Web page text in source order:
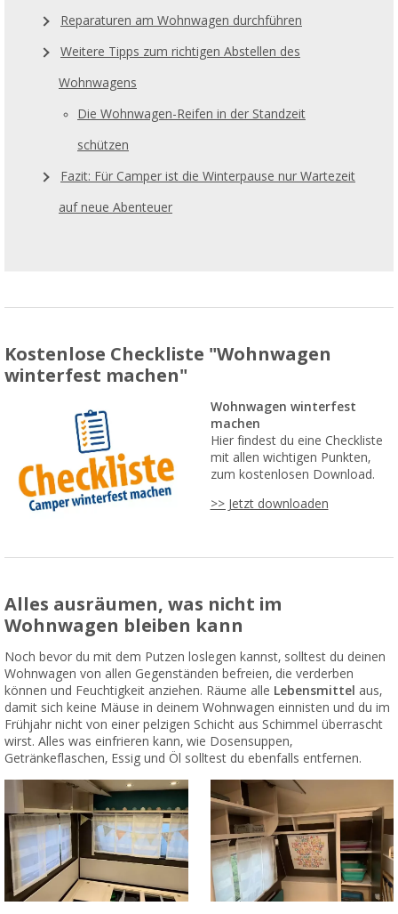
Reparaturen am Wohnwagen durchführen
Weitere Tipps zum richtigen Abstellen des
Wohnwagens
Die Wohnwagen-Reifen in der Standzeit
schützen
Fazit: Für Camper ist die Winterpause nur Wartezeit
auf neue Abenteuer
Kostenlose Checkliste "Wohnwagen
winterfest machen"
Wohnwagen winterfest
machen
Hier findest du eine Checkliste
mit allen wichtigen Punkten,
zum kostenlosen Download.
>> Jetzt downloaden
Alles ausräumen, was nicht im
Wohnwagen bleiben kann
Noch bevor du mit dem Putzen loslegen kannst, solltest du deinen
Wohnwagen von allen Gegenständen befreien, die verderben
können und Feuchtigkeit anziehen. Räume alle Lebensmittel aus,
damit sich keine Mäuse in deinem Wohnwagen einnisten und du im
Frühjahr nicht von einer pelzigen Schicht aus Schimmel überrascht
wirst. Alles was einfrieren kann, wie Dosensuppen,
Getränkeflaschen, Essig und Öl solltest du ebenfalls entfernen.